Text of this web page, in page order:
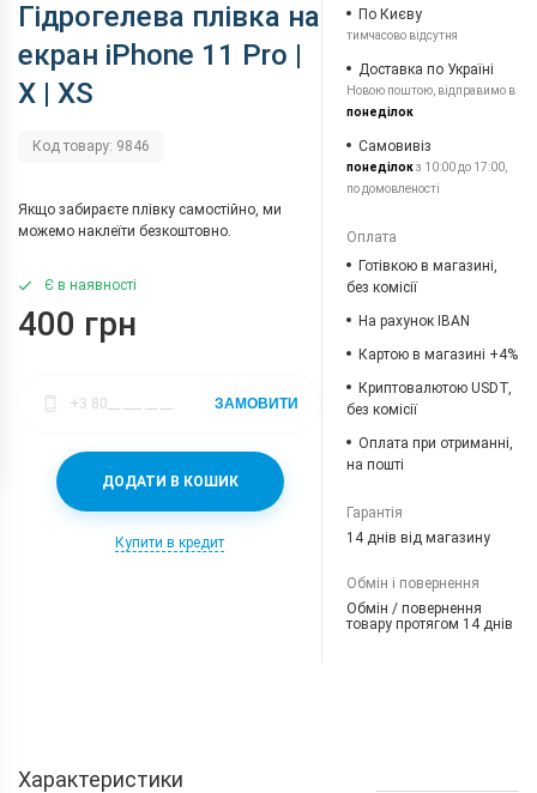
Гідрогелева плівка на
екран iPhone 11 Pro |
X | XS
Код товару: 9846
Якщо забираєте плівку самостійно, ми
можемо наклеїти безкоштовно.
Є в наявності
400 грн
ДОДАТИ В КОШИК
Купити в кредит
ЗАМОВИТИ
По Києву
тимчасово відсутня
Доставка по Україні
Новою поштою, відправимо в
понеділок
Самовивіз
понеділокз 10:00 до 17:00,
по домовленості
Оплата
Готівкою в магазині,
без комісії
На рахунок IBAN
Картою в магазині +4%
Криптовалютою USDT,
без комісії
Оплата при отриманні,
на пошті
Гарантія
14 днів від магазину
Обмін і повернення
Обмін / повернення
товару протягом 14 днів
Характеристики